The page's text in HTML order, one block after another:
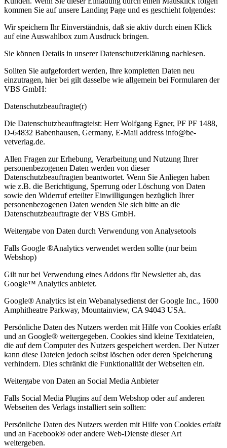
kommen Sie auf unsere Landing Page und es geschieht folgendes:
Wir speichern Ihr Einverständnis, daß sie aktiv durch einen Klick
auf eine Auswahlbox zum Ausdruck bringen.
Sie können Details in unserer Datenschutzerklärung nachlesen.
Sollten Sie aufgefordert werden, Ihre kompletten Daten neu
einzutragen, hier bei gilt dasselbe wie allgemein bei Formularen der
VBS GmbH:
Datenschutzbeauftragte(r)
Die Datenschutzbeauftragteist: Herr Wolfgang Egner, PF PF 1488,
D-64832 Babenhausen, Germany, E-Mail address info@be-
vetverlag.de.
Allen Fragen zur Erhebung, Verarbeitung und Nutzung Ihrer
personenbezogenen Daten werden von dieser
Datenschutzbeauftragten beantwortet. Wenn Sie Anliegen haben
wie z.B. die Berichtigung, Sperrung oder Löschung von Daten
sowie den Widerruf erteilter Einwilligungen bezüglich Ihrer
personenbezogenen Daten wenden Sie sich bitte an die
Datenschutzbeauftragte der VBS GmbH.
Weitergabe von Daten durch Verwendung von Analysetools
Falls Google ®Analytics verwendet werden sollte (nur beim
Webshop)
Gilt nur bei Verwendung eines Addons für Newsletter ab, das
Google™ Analytics anbietet.
Google® Analytics ist ein Webanalysedienst der Google Inc., 1600
Amphitheatre Parkway, Mountainview, CA 94043 USA.
Persönliche Daten des Nutzers werden mit Hilfe von Cookies erfaßt
und an Google® weitergegeben. Cookies sind kleine Textdateien,
die auf dem Computer des Nutzers gespeichert werden. Der Nutzer
kann diese Dateien jedoch selbst löschen oder deren Speicherung
verhindern. Dies schränkt die Funktionalität der Webseiten ein.
Weitergabe von Daten an Social Media Anbieter
Falls Social Media Plugins auf dem Webshop oder auf anderen
Webseiten des Verlags installiert sein sollten:
Persönliche Daten des Nutzers werden mit Hilfe von Cookies erfaßt
und an Facebook® oder andere Web-Dienste dieser Art
weitergeben.